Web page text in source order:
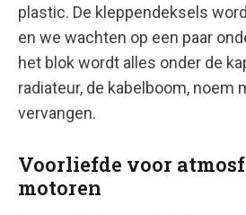
plastic. De kleppendeksels
en we wachten op een paar
het blok wordt alles onder de
radiateur, de kabelboom, noem
vervangen.
Voorliefde voor
motoren